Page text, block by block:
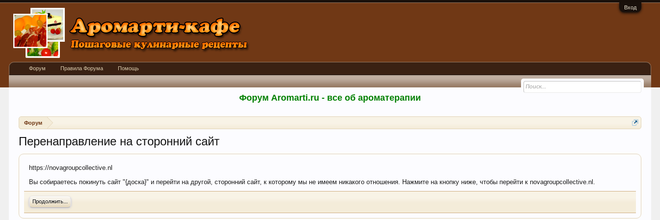
Вход
Форум Aromarti.ru - все об ароматерапии
Форум
Перенаправление на сторонний сайт
https://novagroupcollective.nl
Вы собираетесь покинуть сайт "{доска}" и перейти на другой, сторонний сайт, к которому мы не имеем никакого отношения. Нажмите на кнопку ниже, чтобы перейти к novagroupcollective.nl.
Продолжить...
Форум Правила Форума Помощь